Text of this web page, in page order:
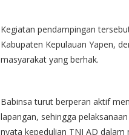
Kegiatan pendampingan
Kabupaten Kepulauan Yapen,
masyarakat yang berhak.
Babinsa turut berperan aktif
lapangan, sehingga
nyata kepedulian TNI AD